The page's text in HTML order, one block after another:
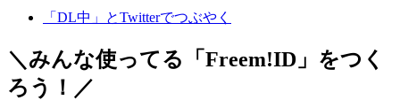
「DL中」とTwitterでつぶやく
＼みんな使ってる「 Freem!ID 」をつく
ろう！／